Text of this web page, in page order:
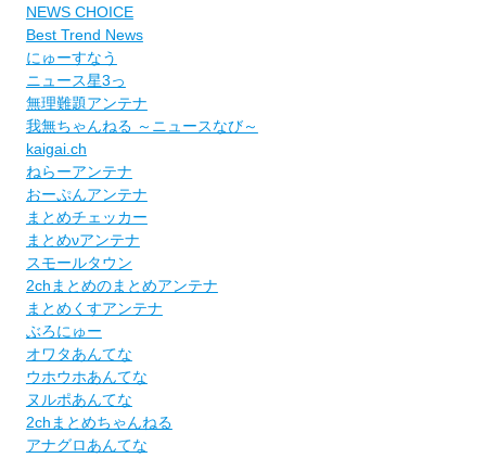
NEWS CHOICE
Best Trend News
にゅーすなう
ニュース星3っ
無理難題アンテナ
我無ちゃんねる ～ニュースなび～
kaigai.ch
ねらーアンテナ
おーぷんアンテナ
まとめチェッカー
まとめνアンテナ
スモールタウン
2chまとめのまとめアンテナ
まとめくすアンテナ
ぶろにゅー
オワタあんてな
ウホウホあんてな
ヌルポあんてな
2chまとめちゃんねる
アナグロあんてな